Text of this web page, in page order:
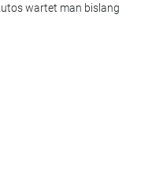
wartet man bislang